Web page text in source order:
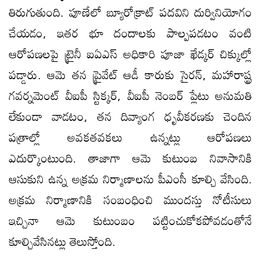
తిరుగుతుంది. పూణేలో బ్యూరోక్రాట్ పదవిని దుర్వినియోగం
చేయడం, ఇతర భూ దందాలకు పాల్పపడటం వంటి
ఆరోపణలపై ట్రైనీ ఐఏఎస్ అధికారి పూజా ఖేడ్కర్ చిక్కుల్లో
పడ్డారు. ఆమె తన ప్రైవేట్ ఆడీ కారుకు సైరన్, మహారాష్ట్ర
గవర్నమెంట్ వీఐపీ స్టిక్కర్, వీఐపీ నెంబర్ ప్లేటు అనుమతి
లేకుండా వాడటం, తన దివ్యాంగ ధృవీకరణకు చెందిన
పత్రాల్లో అవకతవకలు ఉన్నట్లు ఆరోపణలు
ఎదుర్కొంటుంది. తాజాగా ఆమె కుటుంబ నివాసానికి
ఆసుకుని ఉన్న అక్రమ నిర్మాణాలను పీఎంసీ కూల్చి వేసింది.
అక్రమ నిర్మాణానికి సంబంధించి ముందస్తు నోటీసులు
ఇచ్చినా ఆమె కుటుంబం పట్టించుకోకపోవడంతోనే
కూల్చివేసినట్లు తెలుస్తోంది.